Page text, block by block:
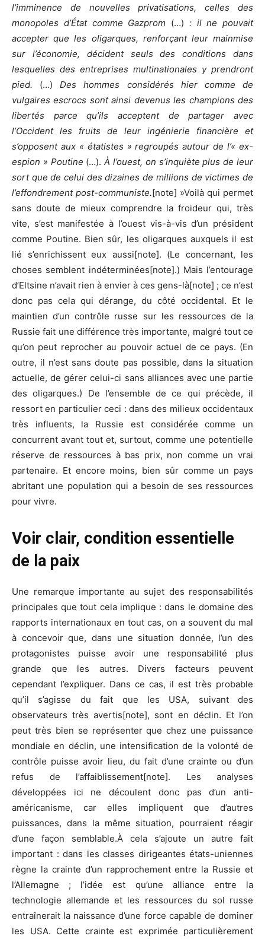
l’imminence de nouvelles privatisations, celles des
monopoles d’État comme Gazprom (…) : il ne pouvait
accepter que les oligarques, renforçant leur mainmise
sur l’économie, décident seuls des conditions dans
lesquelles des entreprises multinationales y prendront
pied. (…)Des hommes considérés hier comme de
vulgaires escrocs sont ainsi devenus les champions des
libertés parce qu’ils acceptent de partager avec
l’Occident les fruits de leur ingénierie financière et
s’opposent aux « étatistes » regroupés autour de l’« ex-
espion » Poutine (…).À l’ouest, on s’inquiète plus de leur
sort que de celui des dizaines de millions de victimes de
l’effondrement post-communiste.[note] »Voilà qui permet
sans doute de mieux comprendre la froideur qui, très
vite, s’est manifestée à l’ouest vis-à-vis d’un président
comme Poutine. Bien sûr, les oligarques auxquels il est
lié s’enrichissent eux aussi[note]. (Le concernant, les
choses semblent indéterminées[note].) Mais l’entourage
d’Eltsine n’avait rien à envier à ces gens-là[note] ; ce n’est
donc pas cela qui dérange, du côté occidental. Et le
maintien d’un contrôle russe sur les ressources de la
Russie fait une différence très importante, malgré tout ce
qu’on peut reprocher au pouvoir actuel de ce pays. (En
outre, il n’est sans doute pas possible, dans la situation
actuelle, de gérer celui-ci sans alliances avec une partie
des oligarques.) De l’ensemble de ce qui précède, il
ressort en particulier ceci : dans des milieux occidentaux
très influents, la Russie est considérée comme un
concurrent avant tout et, surtout, comme une potentielle
réserve de ressources à bas prix, non comme un vrai
partenaire. Et encore moins, bien sûr comme un pays
abritant une population qui a besoin de ses ressources
pour vivre.
Voir clair, condition essentielle
de la paix
Une remarque importante au sujet des responsabilités
principales que tout cela implique : dans le domaine des
rapports internationaux en tout cas, on a souvent du mal
à concevoir que, dans une situation donnée, l’un des
protagonistes puisse avoir une responsabilité plus
grande que les autres. Divers facteurs peuvent
cependant l’expliquer. Dans ce cas, il est très probable
qu’il s’agisse du fait que les USA, suivant des
observateurs très avertis[note], sont en déclin. Et l’on
peut très bien se représenter que chez une puissance
mondiale en déclin, une intensification de la volonté de
contrôle puisse avoir lieu, du fait d’une crainte ou d’un
refus de l’affaiblissement[note]. Les analyses
développées ici ne découlent donc pas d’un anti-
américanisme, car elles impliquent que d’autres
puissances, dans la même situation, pourraient réagir
d’une façon semblable.À cela s’ajoute un autre fait
important : dans les classes dirigeantes états-uniennes
règne la crainte d’un rapprochement entre la Russie et
l’Allemagne ; l’idée est qu’une alliance entre la
technologie allemande et les ressources du sol russe
entraînerait la naissance d’une force capable de dominer
les USA. Cette crainte est exprimée particulièrement